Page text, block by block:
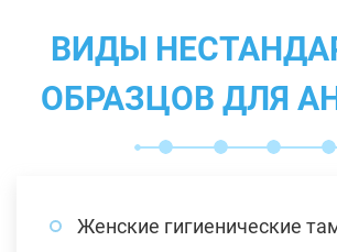
ВИДЫ
ОБРАЗЦОВ ДЛЯ
Женские гигиенические